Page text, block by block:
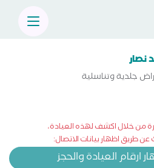
نصار
جلدية وتناسلية
من خلال اكشف لهذه العيادة،
طريق اظهار بيانات الاتصال:
ارقام العيادة والحجز